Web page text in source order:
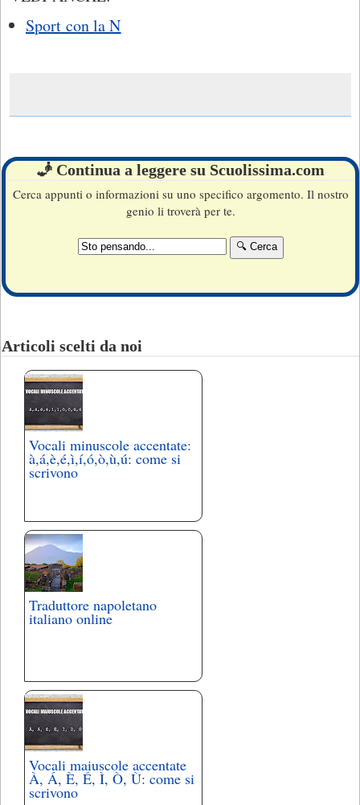
Sport con la N
🧞 Continua a leggere su Scuolissima.com
Cerca appunti o informazioni su uno specifico argomento. Il nostro
genio li troverà per te.
Articoli scelti da noi
Vocali minuscole accentate:
à,á,è,é,ì,í,ó,ò,ù,ú: come si
scrivono
Traduttore napoletano
italiano online
Vocali maiuscole accentate
À, Á, È, É, Ì, Ò, Ù: come si
scrivono